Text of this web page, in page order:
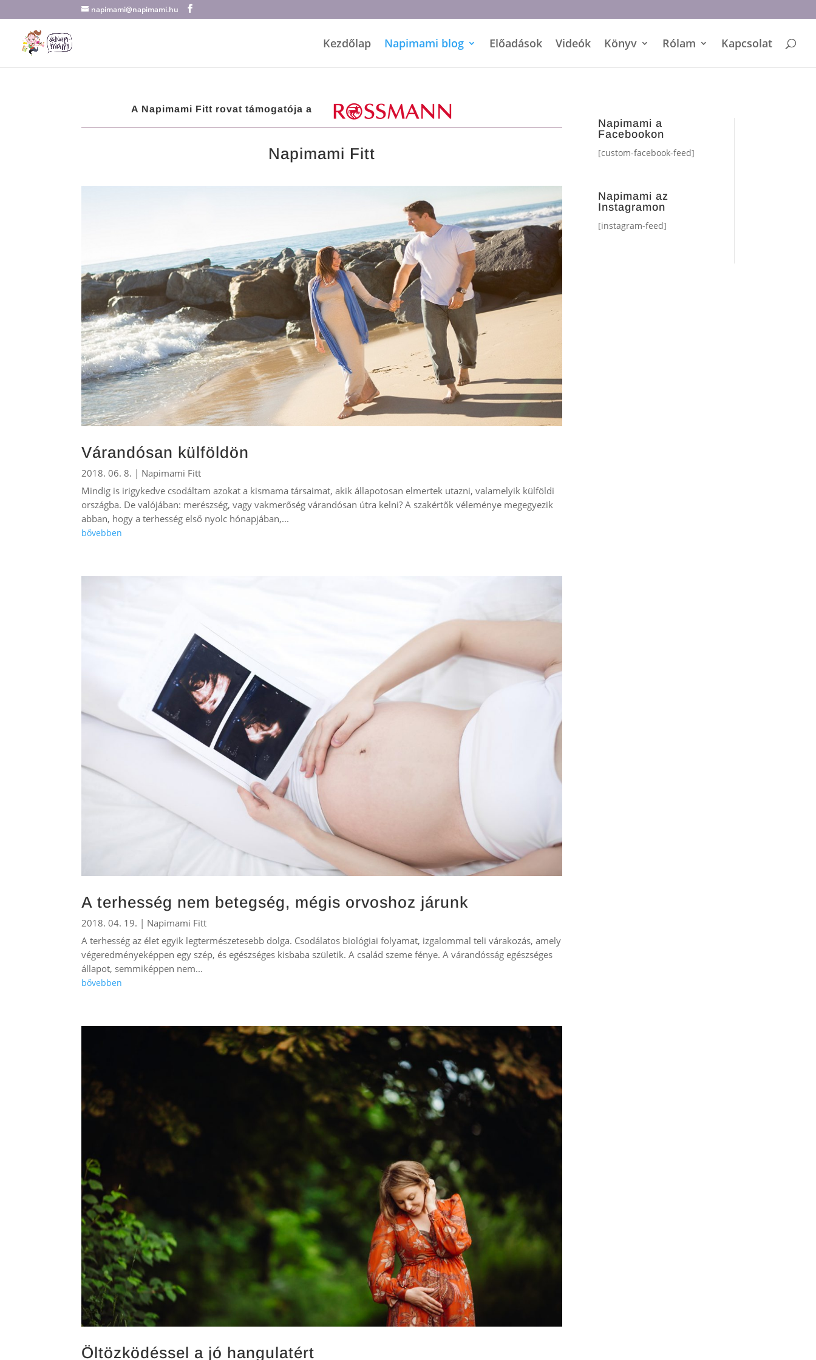
napimami@napimami.hu
Kezdőlap Napimami blog Előadások Videók Könyv Rólam Kapcsolat
A Napimami Fitt rovat támogatója a
Napimami Fitt
Várandósan külföldön
2018. 06. 8. | Napimami Fitt
Mindig is irigykedve csodáltam azokat a kismama társaimat, akik állapotosan elmertek utazni, valamelyik külföldi
országba. De valójában: merészség, vagy vakmerőség várandósan útra kelni? A szakértők véleménye megegyezik
abban, hogy a terhesség első nyolc hónapjában,...
bővebben
A terhesség nem betegség, mégis orvoshoz járunk
2018. 04. 19. | Napimami Fitt
A terhesség az élet egyik legtermészetesebb dolga. Csodálatos biológiai folyamat, izgalommal teli várakozás, amely
végeredményeképpen egy szép, és egészséges kisbaba születik. A család szeme fénye. A várandósság egészséges
állapot, semmiképpen nem...
bővebben
Öltözködéssel a jó hangulatért
Napimami a
Facebookon
[custom-facebook-feed]
Napimami az
Instagramon
[instagram-feed]